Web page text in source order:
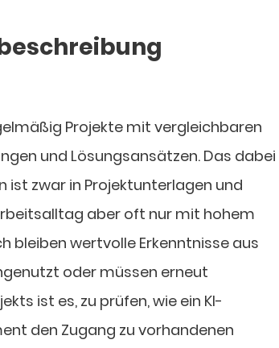
Projekte mit vergleichbaren
und Lösungsansätzen. Das dabei
ist zwar in Projektunterlagen und
aber oft nur mit hohem
bleiben wertvolle Erkenntnisse aus
oder müssen erneut
ist es, zu prüfen, wie ein KI-
den Zugang zu vorhandenen